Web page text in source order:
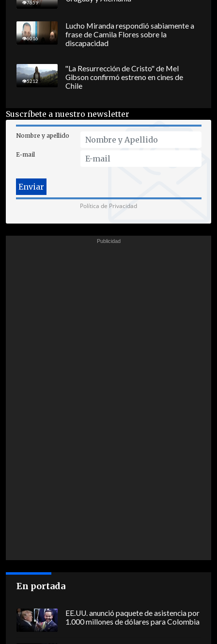
7659
6016
Lucho Miranda respondió sabiamente a
frase de Camila Flores sobre la
discapacidad
5212
"La Resurrección de Cristo" de Mel
Gibson confirmó estreno en cines de
Chile
Suscríbete a nuestro newsletter
Nombre y apellido
E-mail
Política de Privacidad
En portada
EE.UU. anunció paquete de asistencia por
1.000 millones de dólares para Colombia